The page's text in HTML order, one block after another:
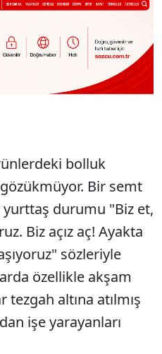
bolluk
Bir semt
yurttaş durumu "Biz et,
Biz açız aç! Ayakta
sözleriyle
özellikle akşam
altına atılmış
işe yarayanları